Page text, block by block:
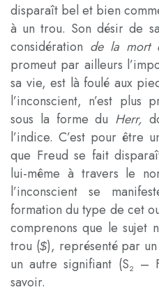
disparaît bel et bien
à un trou. Son désir de
considération de la mort
promeut par ailleurs
sa vie, est là foulé aux
l’inconscient, n’est plus
sous la forme du Herr,
l’indice. C’est pour être
que Freud se fait
lui-même à travers le
l’inconscient se
formation du type de cet
comprenons que le sujet
trou ($), représenté par
un autre signifiant (S2
–
savoir.